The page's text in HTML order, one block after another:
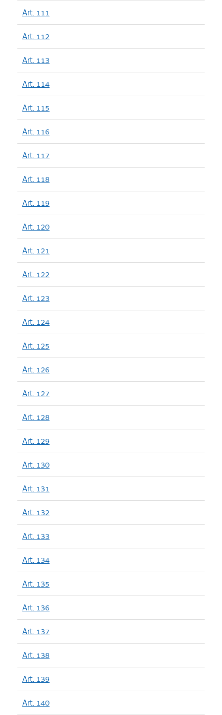
Art. 111
Art. 112
Art. 113
Art. 114
Art. 115
Art. 116
Art. 117
Art. 118
Art. 119
Art. 120
Art. 121
Art. 122
Art. 123
Art. 124
Art. 125
Art. 126
Art. 127
Art. 128
Art. 129
Art. 130
Art. 131
Art. 132
Art. 133
Art. 134
Art. 135
Art. 136
Art. 137
Art. 138
Art. 139
Art. 140